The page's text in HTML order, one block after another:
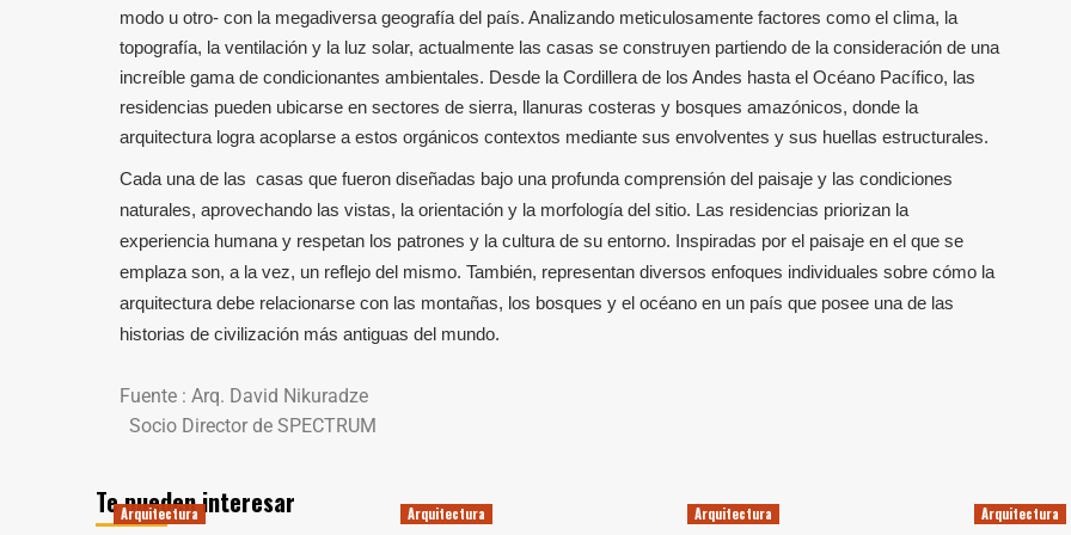
modo u otro- con la megadiversa geografía del país. Analizando meticulosamente factores como el clima, la
topografía, la ventilación y la luz solar, actualmente las casas se construyen partiendo de la consideración de una
increíble gama de condicionantes ambientales. Desde la Cordillera de los Andes hasta el Océano Pacífico, las
residencias pueden ubicarse en sectores de sierra, llanuras costeras y bosques amazónicos, donde la
arquitectura logra acoplarse a estos orgánicos contextos mediante sus envolventes y sus huellas estructurales.
Cada una de las casas que fueron diseñadas bajo una profunda comprensión del paisaje y las condiciones
naturales, aprovechando las vistas, la orientación y la morfología del sitio. Las residencias priorizan la
experiencia humana y respetan los patrones y la cultura de su entorno. Inspiradas por el paisaje en el que se
emplaza son, a la vez, un reflejo del mismo. También, representan diversos enfoques individuales sobre cómo la
arquitectura debe relacionarse con las montañas, los bosques y el océano en un país que posee una de las
historias de civilización más antiguas del mundo.
Fuente : Arq. David Nikuradze
Socio Director de SPECTRUM
Te pueden interesar
Arquitectura Arquitectura Arquitectura Arquitectura